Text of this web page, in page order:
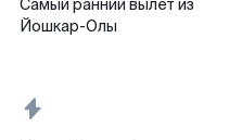
Самый ранний вылет из
Йошкар-Олы